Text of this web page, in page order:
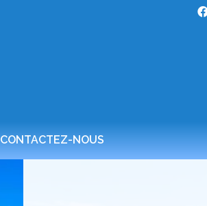
CONTACTEZ-NOUS